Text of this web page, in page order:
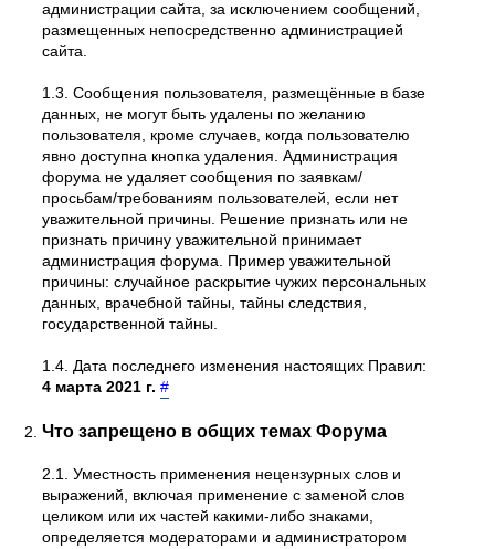
администрации сайта, за исключением сообщений,
размещенных непосредственно администрацией
сайта.
1.3. Сообщения пользователя, размещённые в базе
данных, не могут быть удалены по желанию
пользователя, кроме случаев, когда пользователю
явно доступна кнопка удаления. Администрация
форума не удаляет сообщения по заявкам/
просьбам/требованиям пользователей, если нет
уважительной причины. Решение признать или не
признать причину уважительной принимает
администрация форума. Пример уважительной
причины: случайное раскрытие чужих персональных
данных, врачебной тайны, тайны следствия,
государственной тайны.
1.4. Дата последнего изменения настоящих Правил:
4 марта 2021 г. #
Что запрещено в общих темах Форума
2.1. Уместность применения нецензурных слов и
выражений, включая применение с заменой слов
целиком или их частей какими-либо знаками,
определяется модераторами и администратором